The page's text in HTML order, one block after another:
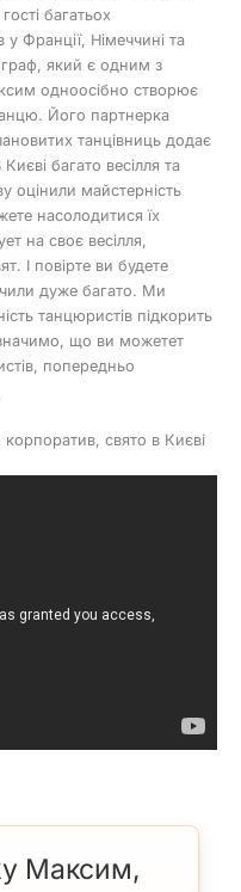
багатьох
у Франції, Німеччині та
який є одним з
одноосібно створює
Його партнерка
танцівниць додає
багато весілля та
оцінили майстерність
насолодитися їх
на своє весілля,
І повірте ви будете
дуже багато. Ми
танцюристів підкорить
що ви можетет
попередньо
корпоратив, свято в Києві
Максим,